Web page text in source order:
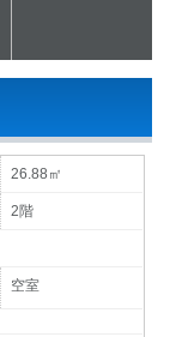
26.88㎡
2階
空室